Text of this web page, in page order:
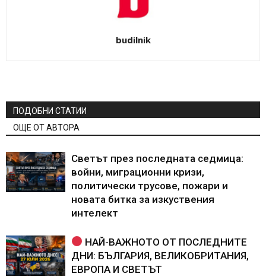
budilnik
ПОДОБНИ СТАТИИ
ОЩЕ ОТ АВТОРА
Светът през последната седмица:
войни, миграционни кризи,
политически трусове, пожари и
новата битка за изкуствения
интелект
НАЙ-ВАЖНОТО ОТ ПОСЛЕДНИТЕ
ДНИ: БЪЛГАРИЯ, ВЕЛИКОБРИТАНИЯ,
ЕВРОПА И СВЕТЪТ